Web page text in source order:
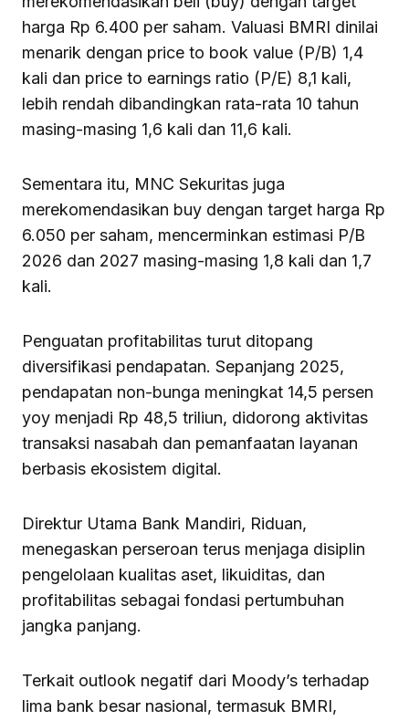
harga Rp 6.400 per saham. Valuasi BMRI dinilai
menarik dengan price to book value (P/B) 1,4
kali dan price to earnings ratio (P/E) 8,1 kali,
lebih rendah dibandingkan rata-rata 10 tahun
masing-masing 1,6 kali dan 11,6 kali.
Sementara itu, MNC Sekuritas juga
merekomendasikan buy dengan target harga Rp
6.050 per saham, mencerminkan estimasi P/B
2026 dan 2027 masing-masing 1,8 kali dan 1,7
kali.
Penguatan profitabilitas turut ditopang
diversifikasi pendapatan. Sepanjang 2025,
pendapatan non-bunga meningkat 14,5 persen
yoy menjadi Rp 48,5 triliun, didorong aktivitas
transaksi nasabah dan pemanfaatan layanan
berbasis ekosistem digital.
Direktur Utama Bank Mandiri, Riduan,
menegaskan perseroan terus menjaga disiplin
pengelolaan kualitas aset, likuiditas, dan
profitabilitas sebagai fondasi pertumbuhan
jangka panjang.
Terkait outlook negatif dari Moody’s terhadap
lima bank besar nasional, termasuk BMRI,